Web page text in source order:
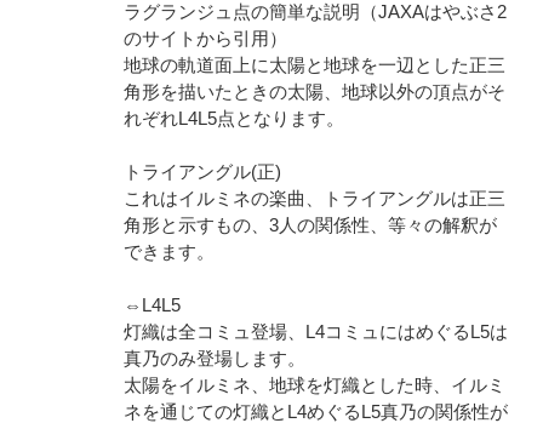
ラグランジュ点の簡単な説明（JAXAはやぶさ2
のサイトから引用）
地球の軌道面上に太陽と地球を一辺とした正三
角形を描いたときの太陽、地球以外の頂点がそ
れぞれL4L5点となります。
トライアングル(正)
これはイルミネの楽曲、トライアングルは正三
角形と示すもの、3人の関係性、等々の解釈が
できます。
⇔L4L5
灯織は全コミュ登場、L4コミュにはめぐるL5は
真乃のみ登場します。
太陽をイルミネ、地球を灯織とした時、イルミ
ネを通じての灯織とL4めぐるL5真乃の関係性が